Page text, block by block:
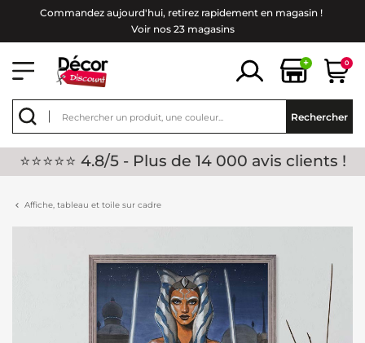
Commandez aujourd'hui, retirez rapidement en magasin !
Voir nos 23 magasins
+ 0
Rechercher
⭐⭐⭐⭐⭐ 4.8/5 - Plus de 14 000 avis clients !
Affiche, tableau et toile sur cadre